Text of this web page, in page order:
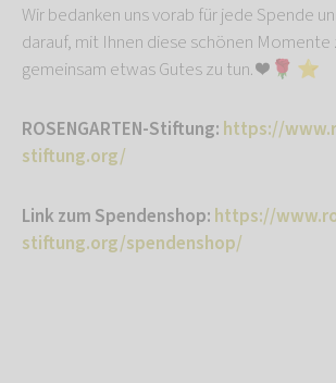
Wir bedanken uns vorab für jede Spende
darauf, mit Ihnen diese schönen Momente
gemeinsam etwas Gutes zu tun. ❤️ 🌹 ⭐️
ROSENGARTEN-Stiftung: https://
stiftung.org/
Link zum Spendenshop: https://
stiftung.org/spendenshop/